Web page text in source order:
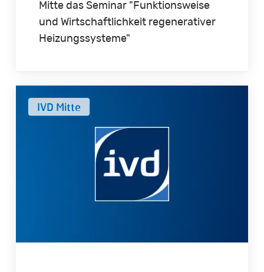
Mitte das Seminar "Funktionsweise
und Wirtschaftlichkeit regenerativer
Heizungssysteme"
IVD Mitte